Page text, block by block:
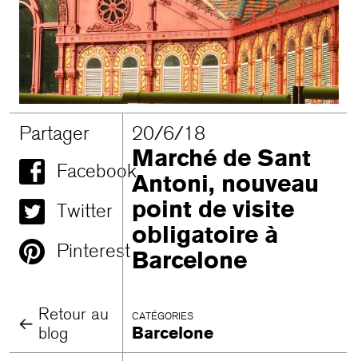
Partager
Facebook
Twitter
Pinterest
Retour au
blog
20/6/18
Marché de Sant
Antoni, nouveau
point de visite
obligatoire à
Barcelone
CATÉGORIES
Barcelone